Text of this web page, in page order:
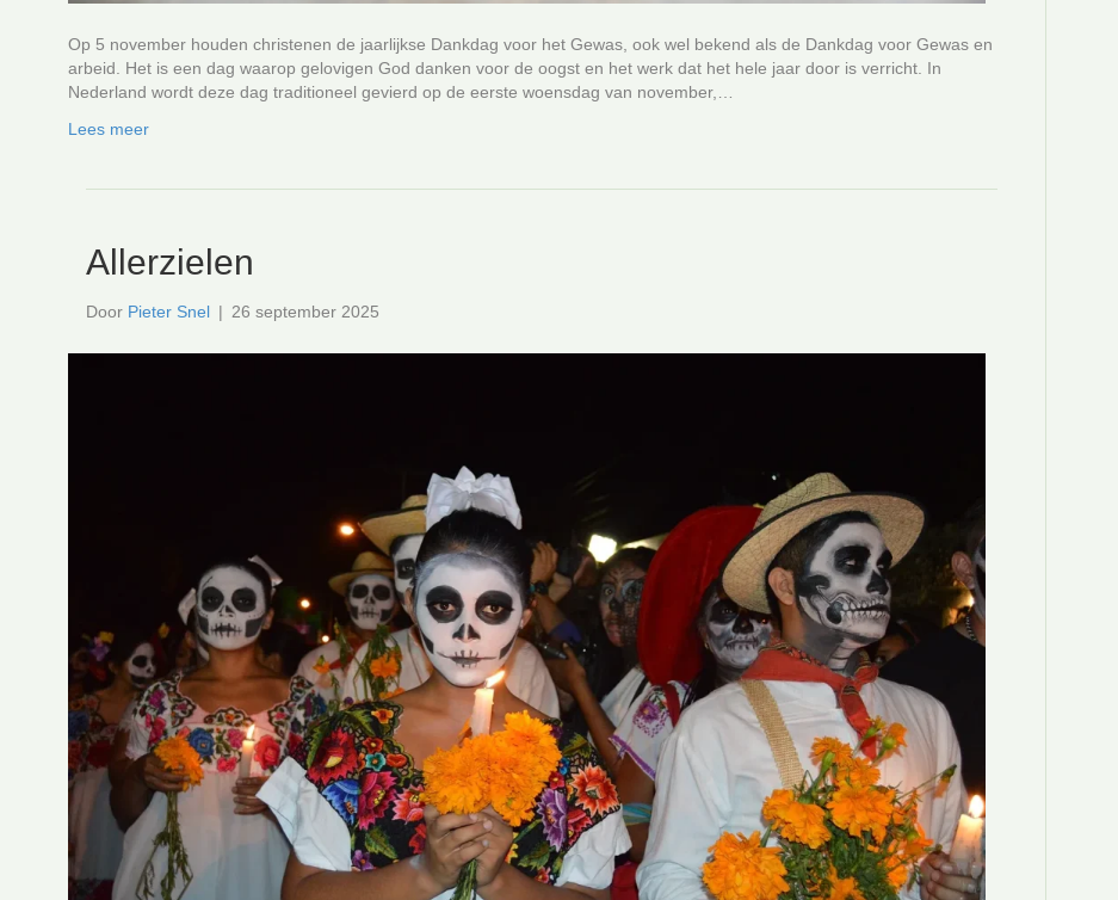
Op 5 november houden christenen de jaarlijkse Dankdag voor het Gewas, ook wel bekend als de Dankdag voor Gewas en
arbeid. Het is een dag waarop gelovigen God danken voor de oogst en het werk dat het hele jaar door is verricht. In
Nederland wordt deze dag traditioneel gevierd op de eerste woensdag van november,…
Lees meer
Allerzielen
Door Pieter Snel | 26 september 2025